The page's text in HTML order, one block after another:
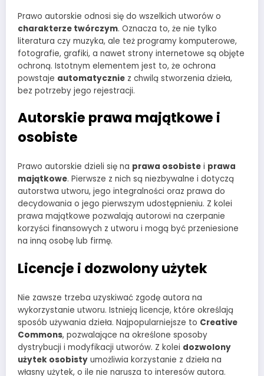
Prawo autorskie odnosi się do wszelkich utworów o
charakterze twórczym. Oznacza to, że nie tylko
literatura czy muzyka, ale też programy komputerowe,
fotografie, grafiki, a nawet strony internetowe są objęte
ochroną. Istotnym elementem jest to, że ochrona
powstaje automatycznie z chwilą stworzenia dzieła,
bez potrzeby jego rejestracji.
Autorskie prawa majątkowe i
osobiste
Prawo autorskie dzieli się na prawa osobiste i prawa
majątkowe. Pierwsze z nich są niezbywalne i dotyczą
autorstwa utworu, jego integralności oraz prawa do
decydowania o jego pierwszym udostępnieniu. Z kolei
prawa majątkowe pozwalają autorowi na czerpanie
korzyści finansowych z utworu i mogą być przeniesione
na inną osobę lub firmę.
Licencje i dozwolony użytek
Nie zawsze trzeba uzyskiwać zgodę autora na
wykorzystanie utworu. Istnieją licencje, które określają
sposób używania dzieła. Najpopularniejsze to Creative
Commons, pozwalające na określone sposoby
dystrybucji i modyfikacji utworów. Z kolei dozwolony
użytek osobisty umożliwia korzystanie z dzieła na
własny użytek, o ile nie narusza to interesów autora.